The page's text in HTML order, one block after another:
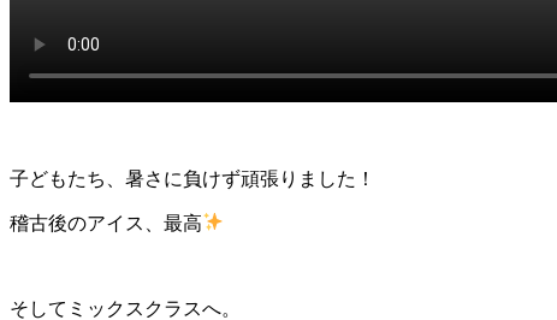
子どもたち、暑さに負けず頑張りました！
稽古後のアイス、最高
そしてミックスクラスへ。